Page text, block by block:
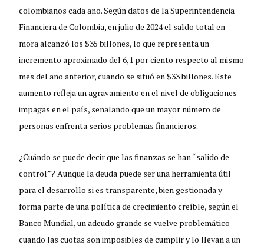
colombianos cada año. Según datos de la Superintendencia
Financiera de Colombia, en julio de 2024 el saldo total en
mora alcanzó los $35 billones, lo que representa un
incremento aproximado del 6,1 por ciento respecto al mismo
mes del año anterior, cuando se situó en $33 billones. Este
aumento refleja un agravamiento en el nivel de obligaciones
impagas en el país, señalando que un mayor número de
personas enfrenta serios problemas financieros.
¿Cuándo se puede decir que las finanzas se han “salido de
control”? Aunque la deuda puede ser una herramienta útil
para el desarrollo si es transparente, bien gestionada y
forma parte de una política de crecimiento creíble, según el
Banco Mundial, un adeudo grande se vuelve problemático
cuando las cuotas son imposibles de cumplir y lo llevan a un